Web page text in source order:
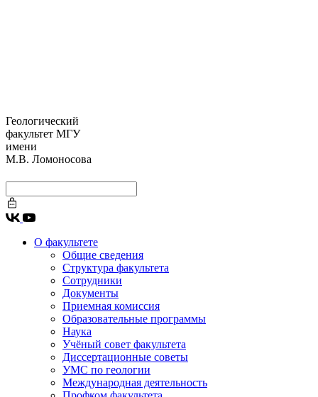
Геологический
факультет МГУ
имени
М.В. Ломоносова
О факультете
Общие сведения
Структура факультета
Сотрудники
Документы
Приемная комиссия
Образовательные программы
Наука
Учёный совет факультета
Диссертационные советы
УМС по геологии
Международная деятельность